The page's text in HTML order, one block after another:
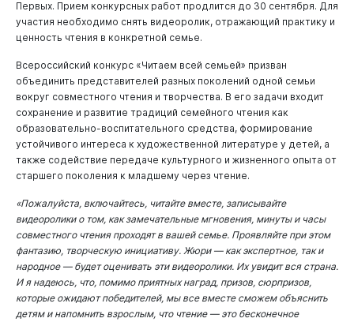
Первых. Прием конкурсных работ продлится до 30 сентября. Для
участия необходимо снять видеоролик, отражающий практику и
ценность чтения в конкретной семье.
Всероссийский конкурс «Читаем всей семьей» призван
объединить представителей разных поколений одной семьи
вокруг совместного чтения и творчества. В его задачи входит
сохранение и развитие традиций семейного чтения как
образовательно-воспитательного средства, формирование
устойчивого интереса к художественной литературе у детей, а
также содействие передаче культурного и жизненного опыта от
старшего поколения к младшему через чтение.
«Пожалуйста, включайтесь, читайте вместе, записывайте
видеоролики о том, как замечательные мгновения, минуты и часы
совместного чтения проходят в вашей семье. Проявляйте при этом
фантазию, творческую инициативу. Жюри — как экспертное, так и
народное — будет оценивать эти видеоролики. Их увидит вся страна.
И я надеюсь, что, помимо приятных наград, призов, сюрпризов,
которые ожидают победителей, мы все вместе сможем объяснить
детям и напомнить взрослым, что чтение — это бесконечное